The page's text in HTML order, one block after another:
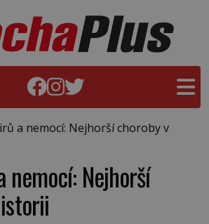
a nemocí: Nejhorší choroby v
nemocí: Nejhorší